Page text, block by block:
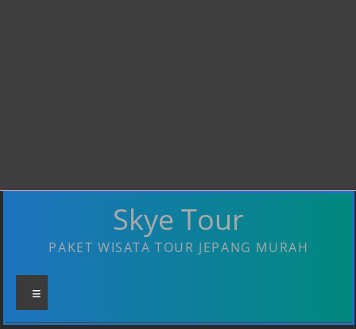
Skye Tour
PAKET WISATA TOUR JEPANG MURAH
Menu